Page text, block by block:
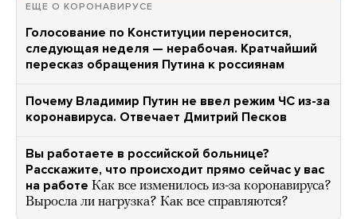
ЕЩЕ О КОРОНАВИРУСЕ
Голосование по Конституции переносится,
следующая неделя — нерабочая. Кратчайший
пересказ обращения Путина к россиянам
Почему Владимир Путин не ввел режим ЧС из-за
коронавируса. Отвечает Дмитрий Песков
Вы работаете в российской больнице?
Расскажите, что происходит прямо сейчас у вас
на работе Как все изменилось из-за коронавируса?
Выросла ли нагрузка? Как все справляются?